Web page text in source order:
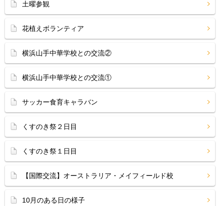
土曜参観
花植えボランティア
横浜山手中華学校との交流②
横浜山手中華学校との交流①
サッカー食育キャラバン
くすのき祭２日目
くすのき祭１日目
【国際交流】オーストラリア・メイフィールド校
10月のある日の様子